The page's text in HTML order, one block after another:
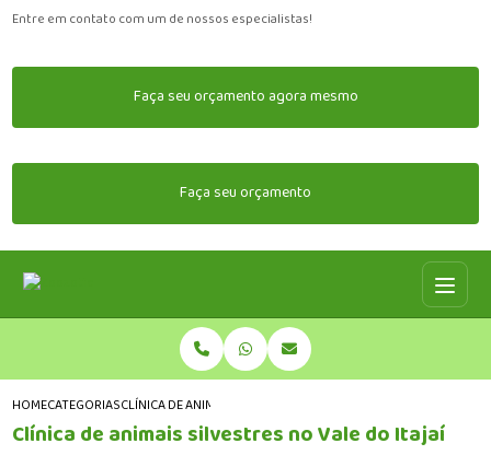
Entre em contato com um de nossos especialistas!
Faça seu orçamento agora mesmo
Faça seu orçamento
HOMECATEGORIASCLÍNICA DE ANIMAIS SILVESTRES NO VALE DO ITAJAÍ
Clínica de animais silvestres no Vale do Itajaí